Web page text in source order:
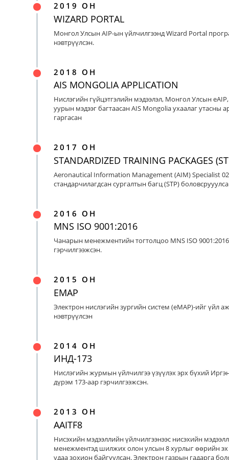
2019 ОН
WIZARD PORTAL
Монгол Улсын AIP-ын үйлчилгээнд Wizard Portal
нэвтрүүлсэн.
2018 ОН
AIS MONGOLIA APPLICATION
Нислэгийн гүйцэтгэлийн мэдээлэл, Монгол Улсын
уурын мэдээг багтаасан AIS Mongolia ухаалаг утасны
гаргасан
2017 ОН
STANDARDIZED TRAINING PACKAGES
Aeronautical Information Management (AIM) Specialist
стандарчилагдсан сургалтын багц (STP)
2016 ОН
MNS ISO 9001:2016
Чанарын менежментийн тогтолцоо MNS ISO
гэрчилгээжсэн.
2015 ОН
EMAP
Электрон нислэгийн зургийн систем (eMAP)-ийг үйл
нэвтрүүлсэн
2014 ОН
ИНД-173
Нислэгийн журмын үйлчилгээ үзүүлэх эрх бүхий
дүрэм 173-аар гэрчилгээжсэн.
2013 ОН
AAITF8
Нисэхийн мэдээллийн үйлчилгээнээс нисэхийн
менежментэд шилжих олон улсын 8 хурлыг өөрийн
удаа зохион байгуулсан. Электрон газрын гадарга